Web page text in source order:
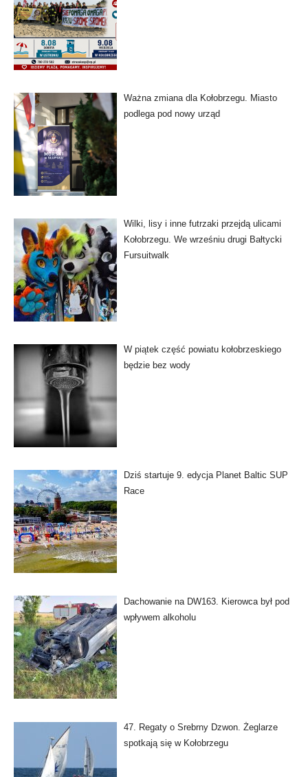
Ważna zmiana dla Kołobrzegu. Miasto
podlega pod nowy urząd
Wilki, lisy i inne futrzaki przejdą ulicami
Kołobrzegu. We wrześniu drugi Bałtycki
Fursuitwalk
W piątek część powiatu kołobrzeskiego
będzie bez wody
Dziś startuje 9. edycja Planet Baltic SUP
Race
Dachowanie na DW163. Kierowca był pod
wpływem alkoholu
47. Regaty o Srebrny Dzwon. Żeglarze
spotkają się w Kołobrzegu